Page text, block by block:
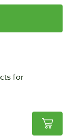
for